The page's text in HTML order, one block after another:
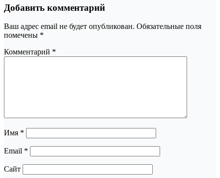
Добавить комментарий
Ваш адрес email не будет опубликован. Обязательные поля
помечены *
Комментарий *
Имя *
Email *
Сайт